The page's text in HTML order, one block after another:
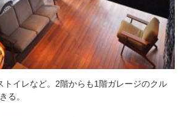
トイレなど。2階からも1階ガレージのクル
る。